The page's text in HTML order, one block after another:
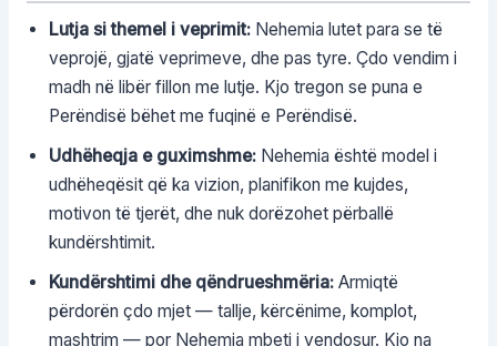
Lutja si themel i veprimit:Nehemia lutet para se të
veprojë, gjatë veprimeve, dhe pas tyre. Çdo vendim i
madh në libër fillon me lutje. Kjo tregon se puna e
Perëndisë bëhet me fuqinë e Perëndisë.
Udhëheqja e guximshme:Nehemia është model i
udhëheqësit që ka vizion, planifikon me kujdes,
motivon të tjerët, dhe nuk dorëzohet përballë
kundërshtimit.
Kundërshtimi dhe qëndrueshmëria:Armiqtë
përdorën çdo mjet — tallje, kërcënime, komplot,
mashtrim — por Nehemia mbeti i vendosur. Kjo na